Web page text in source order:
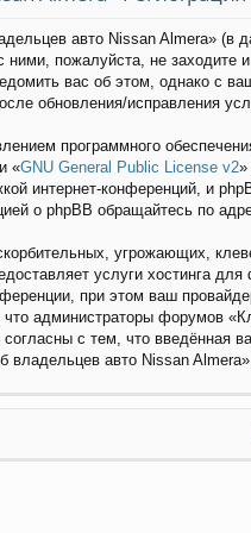
авто Nissan Almera»
пожалуйста, не заходите
вас об этом, однако с
обновления/исправления
программного
«GNU General Public License v2»
интернет-конференций, и
о phpBB обращайтесь по
угрожающих,
услуги хостинга
при этом ваш
администраторы форумов
с тем, что введённая
авто Nissan